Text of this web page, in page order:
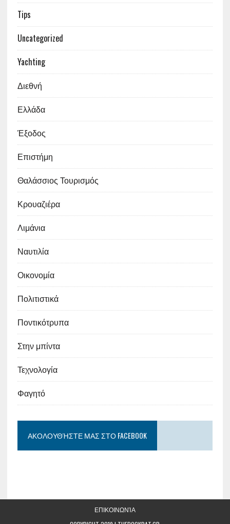
Tips
Uncategorized
Yachting
Διεθνή
Ελλάδα
Έξοδος
Επιστήμη
Θαλάσσιος Τουρισμός
Κρουαζιέρα
Λιμάνια
Ναυτιλία
Οικονομία
Πολιτιστικά
Ποντικότρυπα
Στην μπίντα
Τεχνολογία
Φαγητό
ΑΚΟΛΟΥΘΉΣΤΕ ΜΑΣ ΣΤΟ FACEBOOK
ΕΠΙΚΟΙΝΩΝΊΑ